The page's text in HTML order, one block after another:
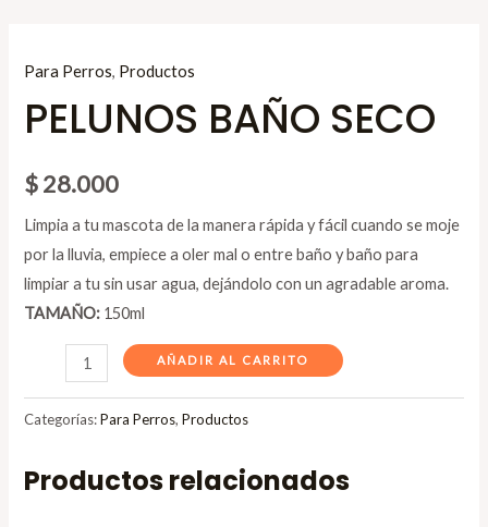
contenido
Para Perros, Productos
PELUNOS BAÑO SECO
$28.000
Limpia a tu mascota de la manera rápida y fácil cuando se moje
por la lluvia, empiece a oler mal o entre baño y baño para
limpiar a tu sin usar agua, dejándolo con un agradable aroma.
TAMAÑO: 150ml
BAÑO
SECO
cantidad
AÑADIR AL CARRITO
Categorías:Para Perros,Productos
Productos relacionados